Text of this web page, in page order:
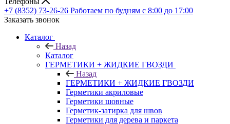
+7 (8352) 73-26-26 Работаем по будням с 8:00 до 17:00
Заказать звонок
Каталог
Назад
Каталог
ГЕРМЕТИКИ + ЖИДКИЕ ГВОЗДИ
Назад
ГЕРМЕТИКИ + ЖИДКИЕ ГВОЗДИ
Герметики акриловые
Герметики шовные
Герметик-затирка для швов
Герметики для дерева и паркета